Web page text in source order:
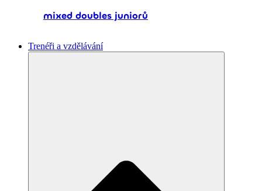
mixed doubles juniorů
Trenéři a vzdělávání